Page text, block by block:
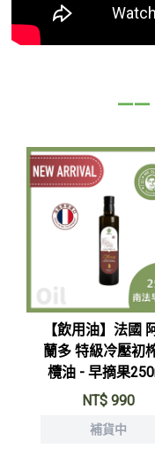
——
【飲用油】法國
蘭多 特級冷壓初
欖油 - 早摘果
NT$990
補貨中